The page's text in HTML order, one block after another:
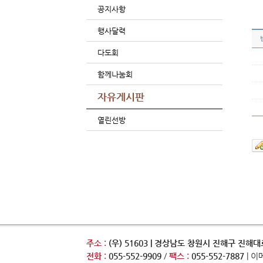
공지사항
행사달력
다도회
함께나눔회
자유게시판
열린선방
주소 : (우) 51603 | 경상남도 창원시 진해구 진해
전화 : 055-552-9909 / 팩스 : 055-552-7887 | 이